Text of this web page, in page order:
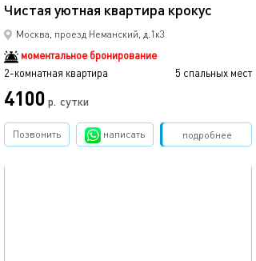
Чистая уютная квартира крокус
Москва, проезд Неманский, д.1к3
моментальное бронирование
2-комнатная квартира
5 спальных мест
4100 р. сутки
подробнее
Позвонить написать Забронировать